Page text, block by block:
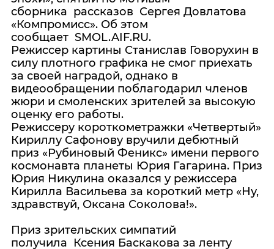
сборника рассказов Сергея Довлатова
«Компромисс». Об этом
сообщает SMOL.AIF.RU.
Режиссер картины Станислав Говорухин в
силу плотного графика не смог приехать
за своей наградой, однако в
видеообращении поблагодарил членов
жюри и смоленских зрителей за высокую
оценку его работы.
Режиссеру короткометражки «Четвертый»
Кириллу Сафонову вручили дебютный
приз «Рубиновый Феникс» имени первого
космонавта планеты Юрия Гагарина. Приз
Юрия Никулина оказался у режиссера
Кирилла Васильева за короткий метр «Ну,
здравствуй, Оксана Соколова!».
Приз зрительских симпатий
получила Ксения Баскакова за ленту